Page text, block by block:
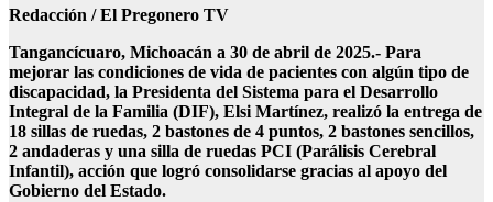
Redacción / El Pregonero TV
Tangancícuaro, Michoacán a 30 de abril de 2025.- Para
mejorar las condiciones de vida de pacientes con algún tipo de
discapacidad, la Presidenta del Sistema para el Desarrollo
Integral de la Familia (DIF), Elsi Martínez, realizó la entrega de
18 sillas de ruedas, 2 bastones de 4 puntos, 2 bastones sencillos,
2 andaderas y una silla de ruedas PCI (Parálisis Cerebral
Infantil), acción que logró consolidarse gracias al apoyo del
Gobierno del Estado.